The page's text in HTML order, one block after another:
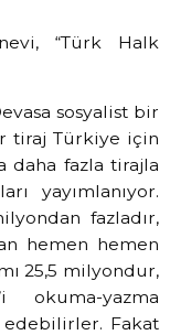
“Türk Halk
sosyalist bir
tiraj Türkiye için
daha fazla tirajla
yayımlanıyor.
fazladır,
hemen hemen
25,5 milyondur,
okuma-yazma
Fakat